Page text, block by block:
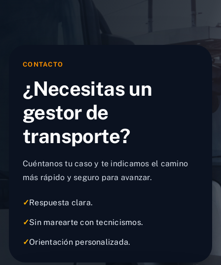
CONTACTO
¿Necesitas un
gestor de
transporte?
Cuéntanos tu caso y te indicamos el camino
más rápido y seguro para avanzar.
✓Respuesta clara.
✓Sin marearte con tecnicismos.
✓Orientación personalizada.